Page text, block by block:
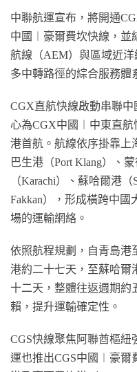
中聯航運宣布，將開通
中國︱豪爾費坎快線，並
航線（AEM）與區域近洋
多中轉路徑的綜合服務體
CGX直航快線啟動串聯
心為CGX中國︱中東直
港首航。航線依序掛靠上
巴生港（Port Klang）、
（Karachi）、蘇哈爾港
Fakkan），形成橫跨中
場的運輸網絡。
依照航程規劃，自青島港
港約二十七天，至蘇哈爾
十二天，整體往返週期約
賴，提升運輸確定性。
CGS快線聚焦阿聯酋樞
運也推出CGS中國︱豪